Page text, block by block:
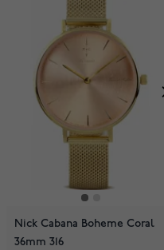
Nick Cabana Boheme Coral
36mm 316